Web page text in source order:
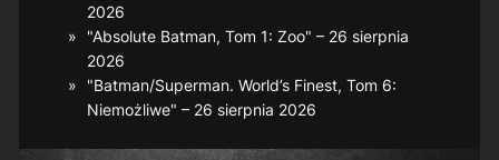
2026
"Absolute Batman, Tom 1: Zoo" – 26 sierpnia
2026
"Batman/Superman. World’s Finest, Tom 6:
Niemożliwe" – 26 sierpnia 2026